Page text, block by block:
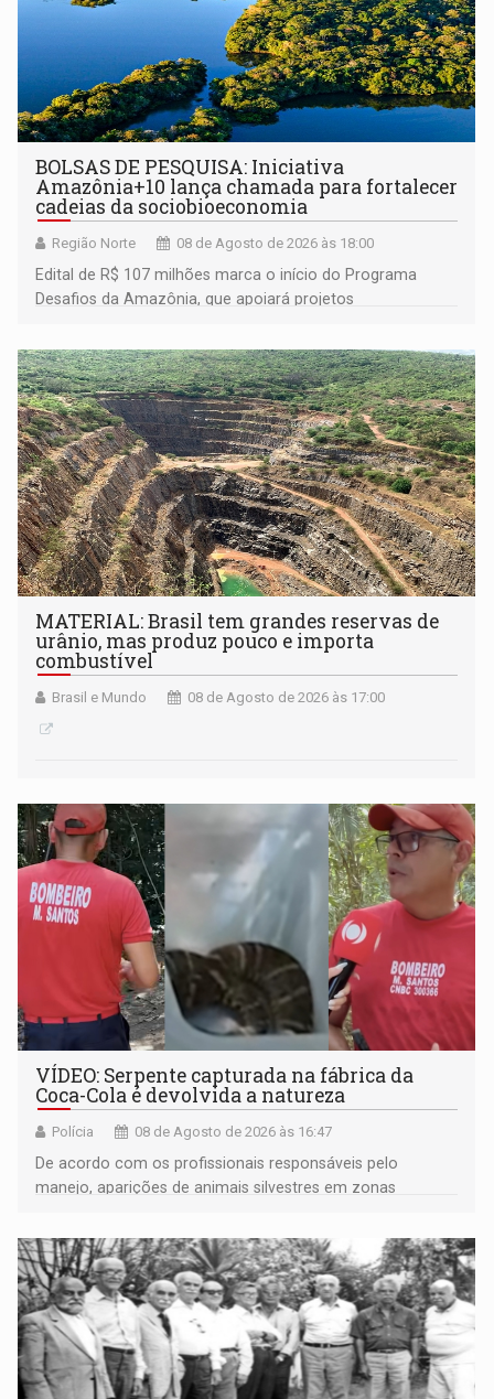
BOLSAS DE PESQUISA: Iniciativa
Amazônia+10 lança chamada para fortalecer
cadeias da sociobioeconomia
Região Norte 08 de Agosto de 2026 às 18:00
Edital de R$ 107 milhões marca o início do Programa
Desafios da Amazônia, que apoiará projetos
submissão de pré-propostas poderá ser feita até 1º de
setembro
MATERIAL: Brasil tem grandes reservas de
urânio, mas produz pouco e importa
combustível
Brasil e Mundo 08 de Agosto de 2026 às 17:00
VÍDEO: Serpente capturada na fábrica da
Coca-Cola é devolvida a natureza
Polícia 08 de Agosto de 2026 às 16:47
De acordo com os profissionais responsáveis pelo
manejo, aparições de animais silvestres em zonas